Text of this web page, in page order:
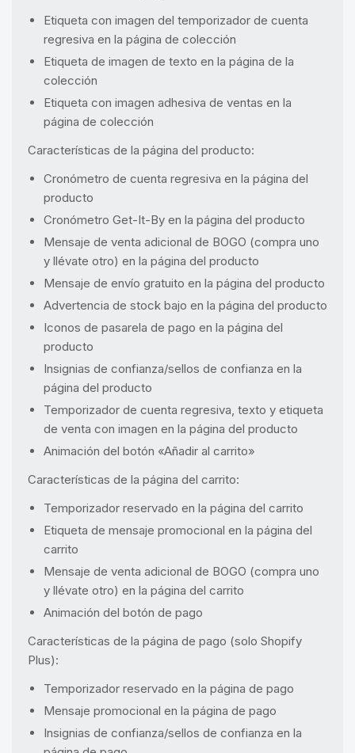
Etiqueta con imagen del temporizador de cuenta
regresiva en la página de colección
Etiqueta de imagen de texto en la página de la
colección
Etiqueta con imagen adhesiva de ventas en la
página de colección
Características de la página del producto:
Cronómetro de cuenta regresiva en la página del
producto
Cronómetro Get-It-By en la página del producto
Mensaje de venta adicional de BOGO (compra uno
y llévate otro) en la página del producto
Mensaje de envío gratuito en la página del producto
Advertencia de stock bajo en la página del producto
Iconos de pasarela de pago en la página del
producto
Insignias de confianza/sellos de confianza en la
página del producto
Temporizador de cuenta regresiva, texto y etiqueta
de venta con imagen en la página del producto
Animación del botón «Añadir al carrito»
Características de la página del carrito:
Temporizador reservado en la página del carrito
Etiqueta de mensaje promocional en la página del
carrito
Mensaje de venta adicional de BOGO (compra uno
y llévate otro) en la página del carrito
Animación del botón de pago
Características de la página de pago (solo Shopify
Plus):
Temporizador reservado en la página de pago
Mensaje promocional en la página de pago
Insignias de confianza/sellos de confianza en la